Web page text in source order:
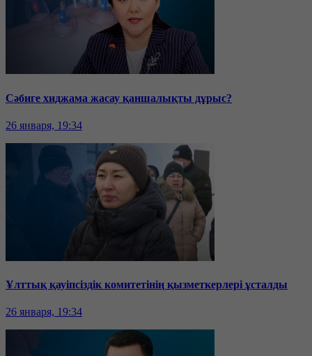
Сәбиге хиджама жасау қаншалықты дұрыс?
26 января, 19:34
Ұлттық қауіпсіздік комитетінің қызметкерлері ұсталды
26 января, 19:34